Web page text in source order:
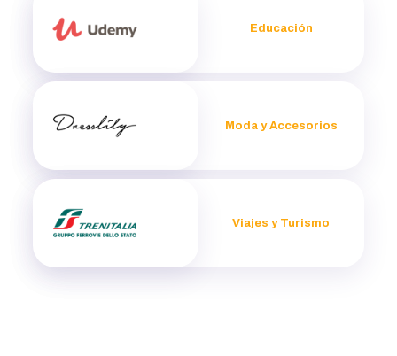
Educación
Moda y Accesorios
Viajes y Turismo